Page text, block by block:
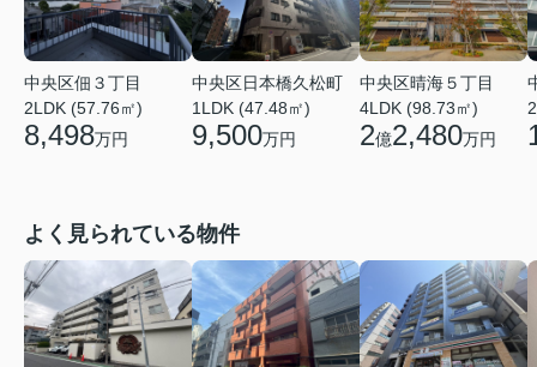
中央区佃３丁目
2LDK (57.76㎡)
8,498万円
中央区日本橋久松町
1LDK (47.48㎡)
9,500万円
中央区晴海５丁目
4LDK (98.73㎡)
2億2,480万円
よく見られている物件